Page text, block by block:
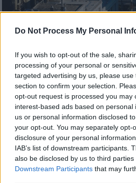
Do Not Process My Personal
If you wish to opt-out of the sale,
processing of your personal or
targeted advertising by us, please
section to confirm your selection.
opt-out request is processed you may
interest-based ads based on personal
us or personal information disclosed
your opt-out. You may separately opt-
disclosure of your personal
IAB’s list of downstream participants.
also be disclosed by us to third parties
Downstream Participants that may
Σπίτια στο κέντρο της πόλης/
Προσθέστε το ΕΘΝΟΣ